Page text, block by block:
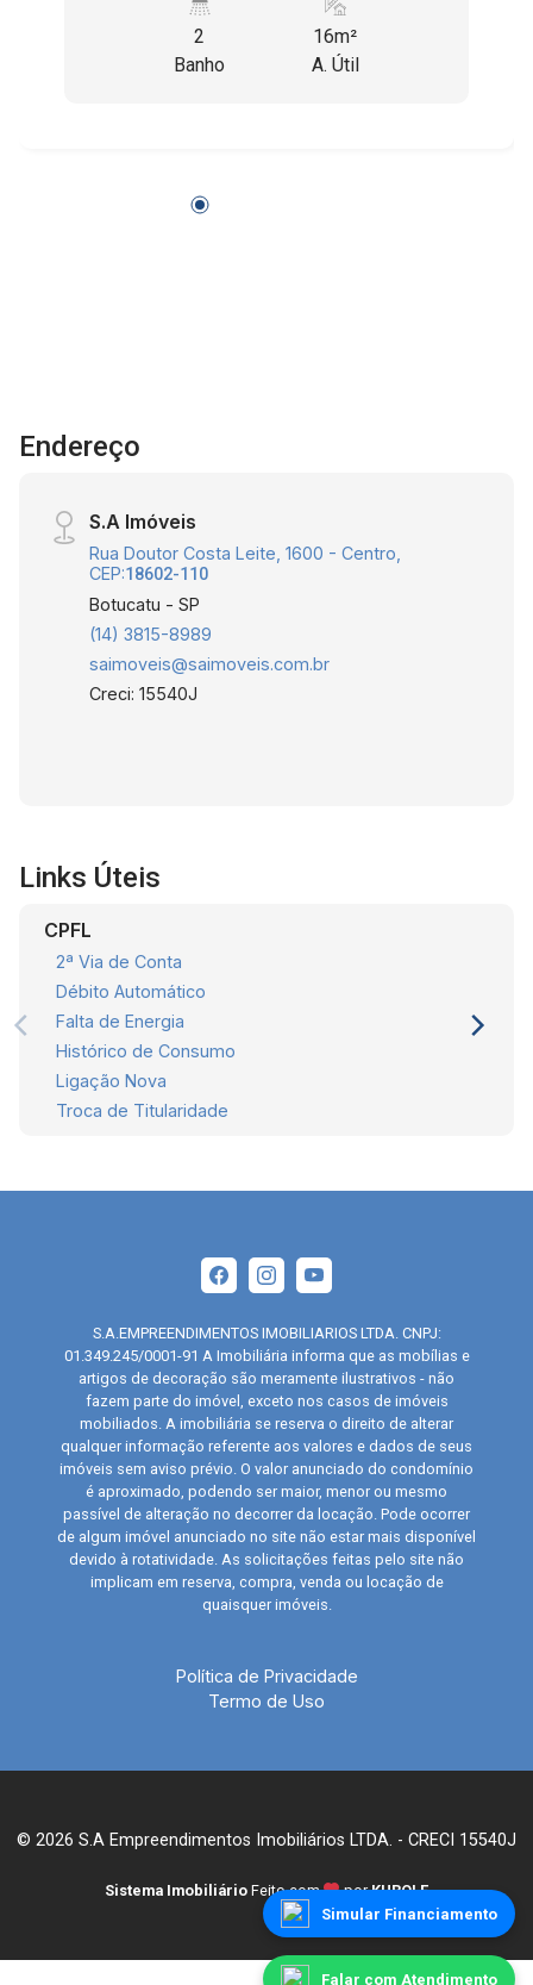
LAVANDERIA E BANHEIRO SOCIAL - DE USO
ATENDENTE WI-FI ÁGUA E ENERGIA DO
2
Banho
16m²
A. Útil
Endereço
S.A Imóveis
Rua Doutor Costa Leite, 1600 - Centro,
CEP:18602-110
Botucatu - SP
(14) 3815-8989
saimoveis@saimoveis.com.br
Creci: 15540J
Links Úteis
CPFL
2ª Via de Conta
Débito Automático
Falta de Energia
Histórico de Consumo
Ligação Nova
Troca de Titularidade
S.A.EMPREENDIMENTOS IMOBILIARIOS LTDA. CNPJ:
01.349.245/0001-91 A Imobiliária informa que as mobílias e
artigos de decoração são meramente ilustrativos - não
fazem parte do imóvel, exceto nos casos de imóveis
mobiliados. A imobiliária se reserva o direito de alterar
qualquer informação referente aos valores e dados de seus
imóveis sem aviso prévio. O valor anunciado do condomínio
é aproximado, podendo ser maior, menor ou mesmo
passível de alteração no decorrer da locação. Pode ocorrer
de algum imóvel anunciado no site não estar mais disponível
devido à rotatividade. As solicitações feitas pelo site não
implicam em reserva, compra, venda ou locação de
quaisquer imóveis.
Política de Privacidade
Termo de Uso
© 2026 S.A Empreendimentos Imobiliários LTDA. - CRECI 15540J
Sistema Imobiliário Feito com porKUROLE
Falar com Atendimento
Simular Financiamento